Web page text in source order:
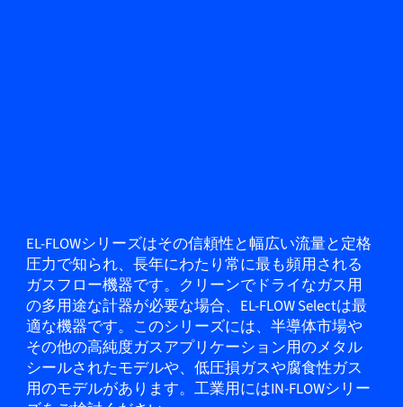
EL-FLOWシリーズはその信頼性と幅広い流量と定格
圧力で知られ、長年にわたり常に最も頻用される
ガスフロー機器です。クリーンでドライなガス用
の多用途な計器が必要な場合、EL-FLOW Selectは最
適な機器です。このシリーズには、半導体市場や
その他の高純度ガスアプリケーション用のメタル
シールされたモデルや、低圧損ガスや腐食性ガス
用のモデルがあります。工業用にはIN-FLOWシリー